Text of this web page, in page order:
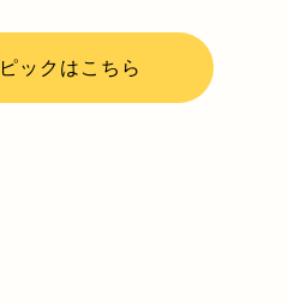
ックはこちら